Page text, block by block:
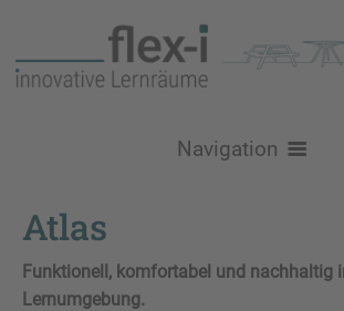
Navigation
Produkte
Atlas
Funktionell, komfortabel und nachhaltig
Lernumgebung.